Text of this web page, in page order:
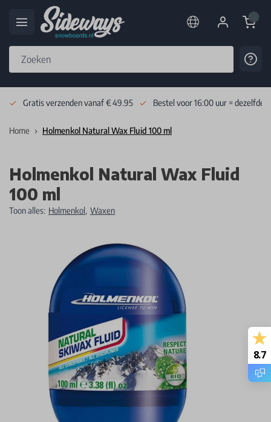
Cart
Gratis verzenden vanaf € 49.95 Bestel voor 16:00 uur = dezelfde
Home Holmenkol Natural Wax Fluid 100 ml
Holmenkol Natural Wax Fluid
100 ml
Toon alles: Holmenkol, Waxen
8.7